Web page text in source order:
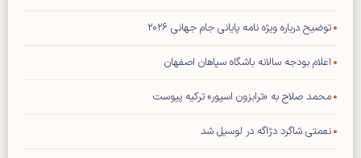
توضیح درباره ویژه نامه پایانی جام جهانی ۲۰۲۶
اعلام بودجه سالانه باشگاه سپاهان اصفهان
محمد صلاح به «ترابزون اسپور» ترکیه پیوست
نعمتی شاگرد دژاگه در لوسیل شد